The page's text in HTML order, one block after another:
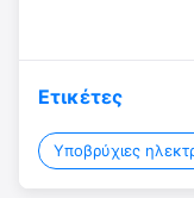
Ετικέτες
Υποβρύχιες